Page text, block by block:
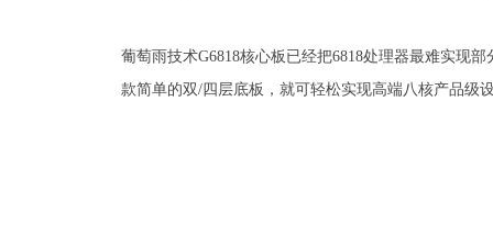
葡萄雨技术G6818核心板已经把6818处理器最难实现
款简单的双/四层底板，就可轻松实现高端八核产品级